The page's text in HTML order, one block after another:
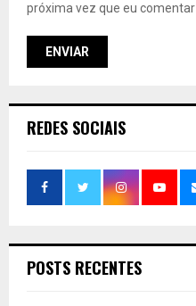
próxima vez que eu comentar
REDES SOCIAIS
POSTS RECENTES